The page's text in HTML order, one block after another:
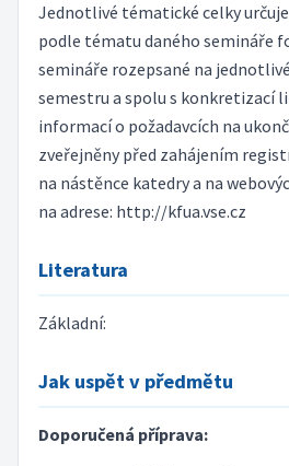
Jednotlivé tématické celky určuje
podle tématu daného semináře
semináře rozepsané na
semestru a spolu s konkretizací
informací o požadavcích na
zveřejněny před zahájením
na nástěnce katedry a na
na adrese: http://kfua.vse.cz
Literatura
Základní:
Jak uspět v předmětu
Doporučená příprava: